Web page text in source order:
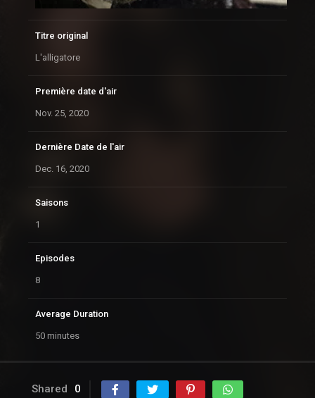
Titre original
L'alligatore
Première date d'air
Nov. 25, 2020
Dernière Date de l'air
Dec. 16, 2020
Saisons
1
Episodes
8
Average Duration
50 minutes
Shared 0